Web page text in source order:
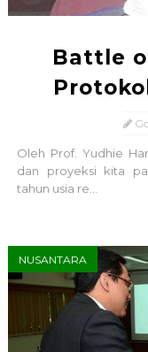
Battle
Oleh Prof. Yudhie
dan proyeksi kita
tahun usia re...
NUSANTARA